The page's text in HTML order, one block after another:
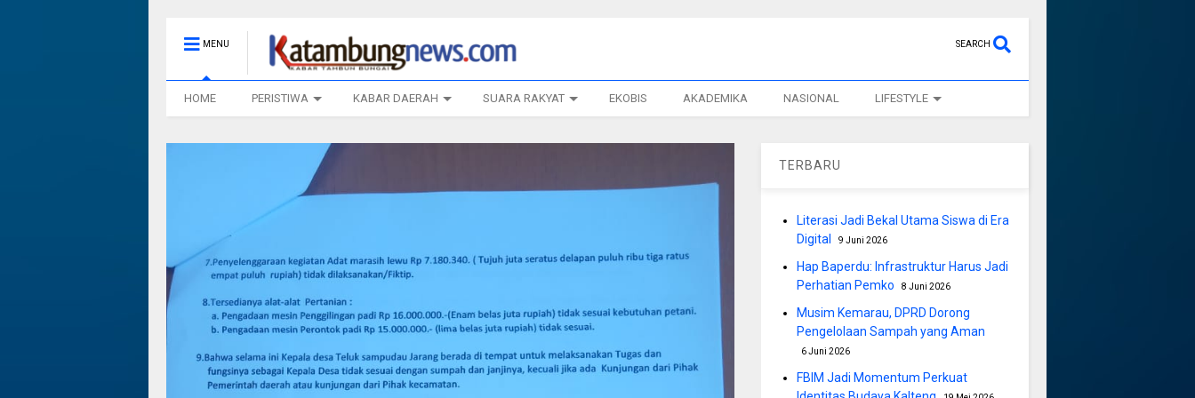
MENU SEARCH
HOME PERISTIWA KABAR DAERAH SUARA RAKYAT EKOBIS AKADEMIKA NASIONAL LIFESTYLE
TERBARU
Literasi Jadi Bekal Utama Siswa di Era
Digital
9 Juni 2026
Hap Baperdu: Infrastruktur Harus Jadi
Perhatian Pemko
8 Juni 2026
Musim Kemarau, DPRD Dorong
Pengelolaan Sampah yang Aman
6 Juni 2026
FBIM Jadi Momentum Perkuat